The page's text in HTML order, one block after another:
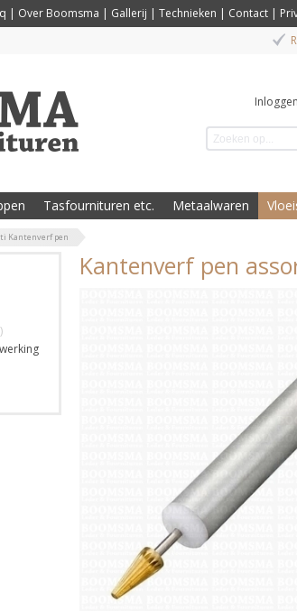
| Over Boomsma | Gallerij | Technieken | Contact |
Inloggen
Tasfournituren etc. Metaalwaren
Kantenverf pen
Kantenverf pen